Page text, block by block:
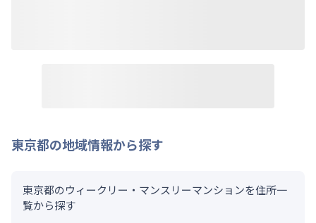
東京都の地域情報から探す
東京都のウィークリー・マンスリーマンションを住所一
覧から探す